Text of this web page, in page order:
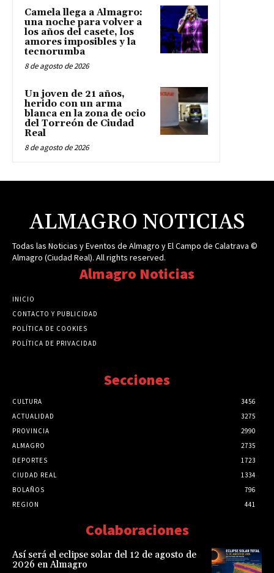
Camela llega a Almagro:
una noche para volver a
los años del casete, los
amores imposibles y la
tecnorumba
8 de agosto de 2026
Un joven de 21 años,
herido con un arma
blanca en la zona de ocio
del Torreón de Ciudad
Real
8 de agosto de 2026
ALMAGRO NOTICIAS
Todas las Noticias y Eventos de Almagro y El Campo de Calatrava ©
Almagro (Ciudad Real). All rights reserved.
Almagro Noticias
INICIO
CONTACTO Y PUBLICIDAD
POLÍTICA DE COOKIES
POLÍTICA DE PRIVACIDAD
Secciones
CULTURA
3456
ACTUALIDAD
3275
PROVINCIA
2990
ALMAGRO
2735
DEPORTES
1723
CIUDAD REAL
1334
BOLAÑOS
796
REGION
441
Colaboraciones
Así será el eclipse solar del 12 de agosto de
2026 en Almagro